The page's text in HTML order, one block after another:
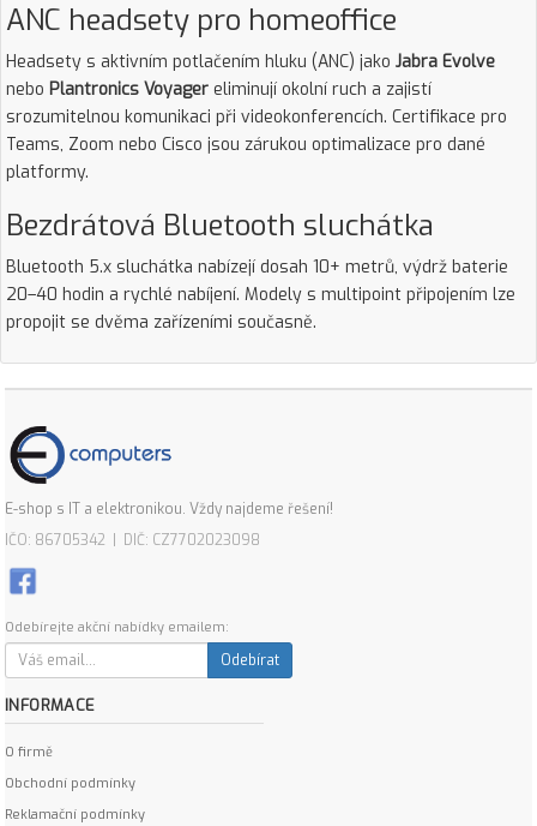
ANC headsety pro homeoffice
Headsety s aktivním potlačením hluku (ANC) jako Jabra Evolve
nebo Plantronics Voyager eliminují okolní ruch a zajistí
srozumitelnou komunikaci při videokonferencích. Certifikace pro
Teams, Zoom nebo Cisco jsou zárukou optimalizace pro dané
platformy.
Bezdrátová Bluetooth sluchátka
Bluetooth 5.x sluchátka nabízejí dosah 10+ metrů, výdrž baterie
20–40 hodin a rychlé nabíjení. Modely s multipoint připojením lze
propojit se dvěma zařízeními současně.
E-shop s IT a elektronikou. Vždy najdeme řešení!
IČO: 86705342 | DIČ: CZ7702023098
Odebírejte akční nabídky emailem:
Odebírat
INFORMACE
O firmě
Obchodní podmínky
Reklamační podmínky